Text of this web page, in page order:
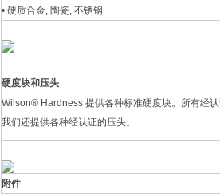
• 硬质合金, 陶瓷, 不锈钢
硬度块和压头
Wilson® Hardness 提供各种标准硬度块。所有经
我们还提供各种经认证的压头。
附件